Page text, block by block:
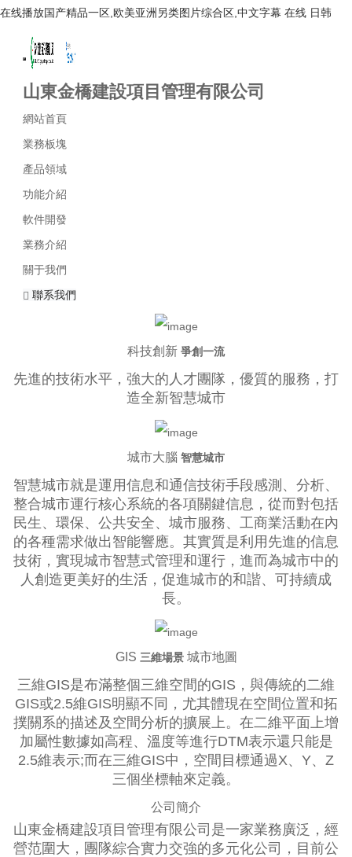
在线播放国产精品一区,欧美亚洲另类图片综合区,中文字幕 在线 日韩
Toggle navigation
山東金橋建設項目管理有限公司
網站首頁
業務板塊
產品領域
功能介紹
軟件開發
業務介紹
關于我們
聯系我們
科技創新 爭創一流
先進的技術水平，強大的人才團隊，優質的服務，打
造全新智慧城市
城市大腦 智慧城市
智慧城市就是運用信息和通信技術手段感測、分析、
整合城市運行核心系統的各項關鍵信息，從而對包括
民生、環保、公共安全、城市服務、工商業活動在內
的各種需求做出智能響應。其實質是利用先進的信息
技術，實現城市智慧式管理和運行，進而為城市中的
人創造更美好的生活，促進城市的和諧、可持續成
長。
GIS 三維場景城市地圖
三維GIS是布滿整個三維空間的GIS，與傳統的二維
GIS或2.5維GIS明顯不同，尤其體現在空間位置和拓
撲關系的描述及空間分析的擴展上。在二維平面上增
加屬性數據如高程、溫度等進行DTM表示還只能是
2.5維表示;而在三維GIS中，空間目標通過X、Y、Z
三個坐標軸來定義。
公司簡介
山東金橋建設項目管理有限公司是一家業務廣泛，經
營范圍大，團隊綜合實力交強的多元化公司，目前公